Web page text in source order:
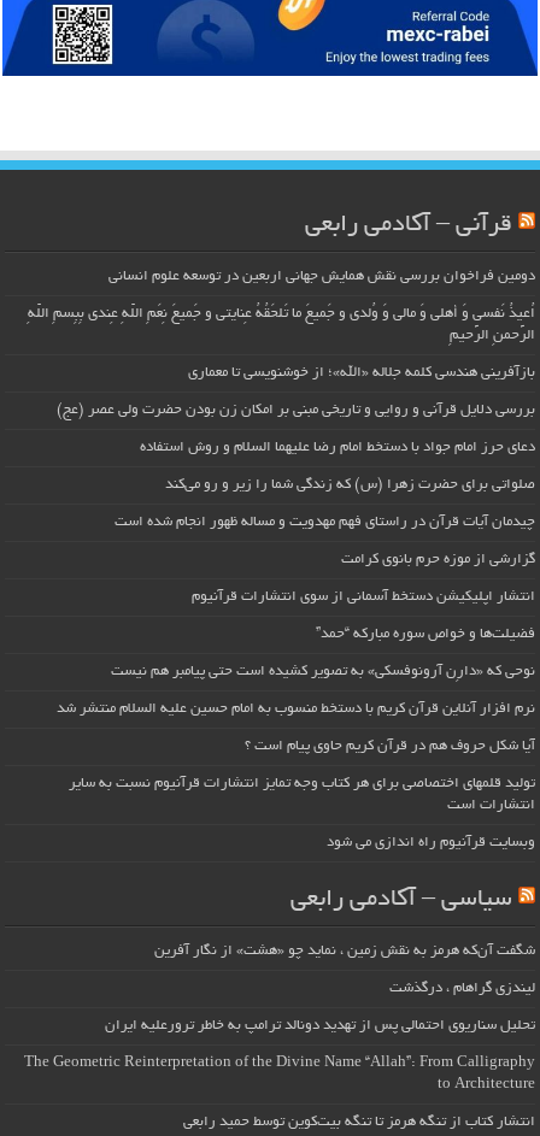
قرآنی – آکادمی رابعی
دومین فراخوان بررسی نقش همایش جهانی اربعین در توسعه علوم انسانی
اُعیذُ نَفسی وَ أهلی وَ مالی وَ وُلدی و جَمیعَ ما تَلحَقُهُ عِنایتی و جَمیعَ نِعَمِ اللّهِ عِندی بِبِسمِ اللّهِ
الرَّحمنِ الرَّحیمِ
بازآفرینی هندسی کلمه جلاله «الله»؛ از خوشنویسی تا معماری
بررسی دلایل قرآنی و روایی و تاریخی مبنی بر امکان زن بودن حضرت ولی عصر (عج)
دعای حرز امام جواد با دستخط امام رضا علیهما السلام و روش استفاده
صلواتی برای حضرت زهرا (س) که زندگی شما را زیر و رو می‌کند
چیدمان آیات قرآن در راستای فهم مهدویت و مساله ظهور انجام شده است
گزارشی از موزه حرم بانوی کرامت
انتشار اپلیکیشن دستخط آسمانی از سوی انتشارات قرآنیوم
فضیلت‌ها و خواص سوره مبارکه “حمد”
نوحی که «دارِن آرونوفسکی» به تصویر کشیده است حتی پیامبر هم نیست
نرم افزار آنلاین قرآن کریم با دستخط منسوب به امام حسین علیه السلام منتشر شد
آیا شکل حروف هم در قرآن کریم حاوی پیام است ؟
تولید قلمهای اختصاصی برای هر کتاب وجه تمایز انتشارات قرآنیوم نسبت به سایر
انتشارات است
وبسایت قرآنیوم راه اندازی می شود
سیاسی – آکادمی رابعی
شگفت آن‌که هرمز به نقش زمین ، نماید چو «هشت» از نگار آفرین
لیندزی گراهام ، درگذشت
تحلیل سناریوی احتمالی پس از تهدید دونالد ترامپ به خاطر ترورعلیه ایران
The Geometric Reinterpretation of the Divine Name “Allah”: From Calligraphy
to Architecture
انتشار کتاب از تنگه هرمز تا تنگه بیت‌کوین توسط حمید رابعی